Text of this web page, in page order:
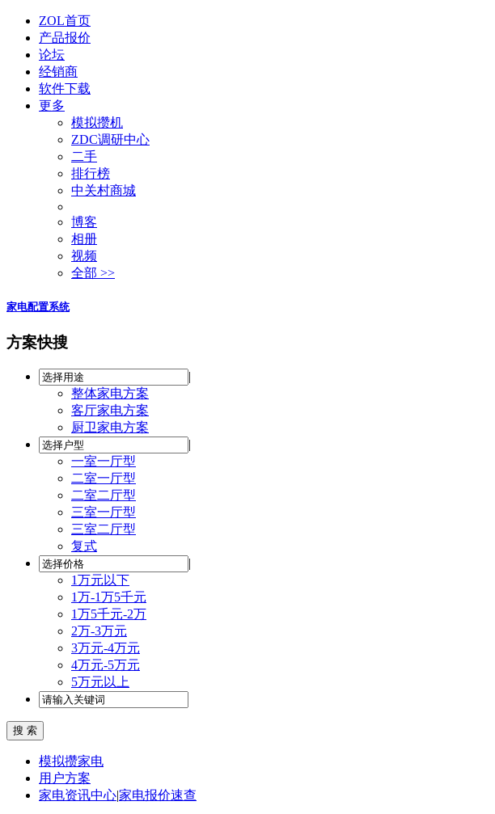
ZOL首页
产品报价
论坛
经销商
软件下载
更多
模拟攒机
ZDC调研中心
二手
排行榜
中关村商城
博客
相册
视频
全部 >>
家电配置系统
方案快搜
|
整体家电方案
客厅家电方案
厨卫家电方案
|
一室一厅型
二室一厅型
二室二厅型
三室一厅型
三室二厅型
复式
|
1万元以下
1万-1万5千元
1万5千元-2万
2万-3万元
3万元-4万元
4万元-5万元
5万元以上
模拟攒家电
用户方案
家电资讯中心|家电报价速查